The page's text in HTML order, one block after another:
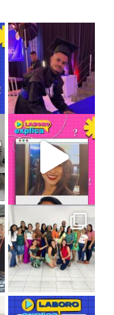
Ex-aluno Laboro conquistando grandes voos!
**LABORO EXPLICA: O QUE SIGNIFICA SER NOTA
Amanhã é o grande dia! Nossos alunos d
Laboro Explica: Tudo sobre o ENADE! A live c